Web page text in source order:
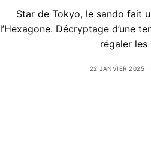
Star de Tokyo, le sando fait
l’Hexagone. Décryptage d’une
régaler les
22 JANVIER 2025